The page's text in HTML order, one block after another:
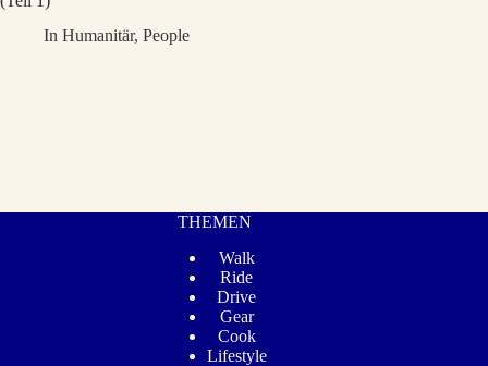
In Humanitär,People
THEMEN
Walk
Ride
Drive
Gear
Cook
Lifestyle